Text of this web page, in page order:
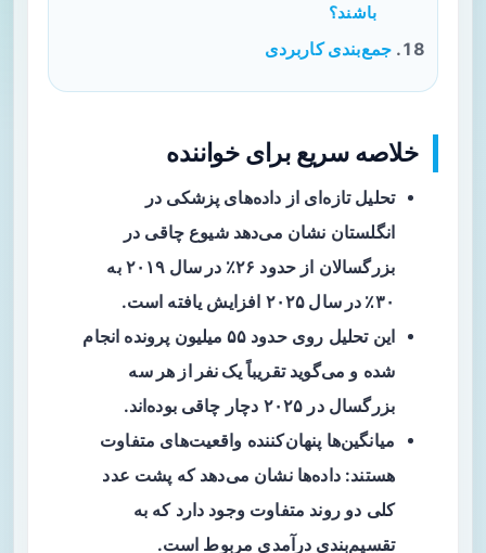
باشند؟
جمع‌بندی کاربردی
خلاصه سریع برای خواننده
تحلیل تازه‌ای از داده‌های پزشکی در
انگلستان نشان می‌دهد شیوع چاقی در
بزرگسالان از حدود ۲۶٪ در سال ۲۰۱۹
به
۳۰٪ در سال ۲۰۲۵
افزایش یافته است.
این تحلیل روی حدود۵۵ میلیون
پرونده انجام
شده و می‌گوید تقریباًیک نفر از هر سه
بزرگسال در ۲۰۲۵ دچار چاقی بوده‌اند.
میانگین‌ها پنهان‌کننده واقعیت‌های متفاوت
هستند: داده‌ها نشان می‌دهد که پشت عدد
کلی دو روند متفاوت وجود دارد که به
تقسیم‌بندی درآمدی مربوط است.